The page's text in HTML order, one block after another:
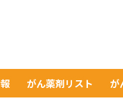
がん薬剤リスト が